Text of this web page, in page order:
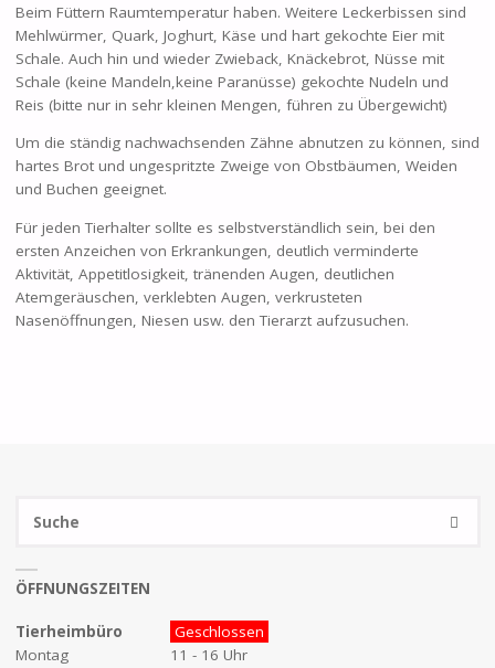
Beim Füttern Raumtemperatur haben. Weitere Leckerbissen sind
Mehlwürmer, Quark, Joghurt, Käse und hart gekochte Eier mit
Schale. Auch hin und wieder Zwieback, Knäckebrot, Nüsse mit
Schale (keine Mandeln,keine Paranüsse) gekochte Nudeln und
Reis (bitte nur in sehr kleinen Mengen, führen zu Übergewicht)
Um die ständig nachwachsenden Zähne abnutzen zu können, sind
hartes Brot und ungespritzte Zweige von Obstbäumen, Weiden
und Buchen geeignet.
Für jeden Tierhalter sollte es selbstverständlich sein, bei den
ersten Anzeichen von Erkrankungen, deutlich verminderte
Aktivität, Appetitlosigkeit, tränenden Augen, deutlichen
Atemgeräuschen, verklebten Augen, verkrusteten
Nasenöffnungen, Niesen usw. den Tierarzt aufzusuchen.
SUCHE
ÖFFNUNGSZEITEN
Tierheimbüro
Montag
Geschlossen
11 - 16 Uhr